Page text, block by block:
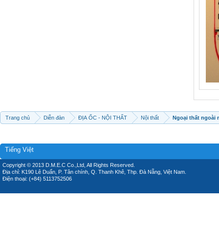
Trang chủ Diễn đàn ĐỊA ỐC - NỘI THẤT Nội thất Ngoại thất ngoài
Tiếng Việt
Copyright © 2013 D.M.E.C Co.,Ltd, All Rights Reserved.
Địa chỉ: K190 Lê Duẩn, P. Tân chính, Q. Thanh Khê, Thp. Đà Nẵng, Việt Nam.
Điện thoại: (+84) 5113752506